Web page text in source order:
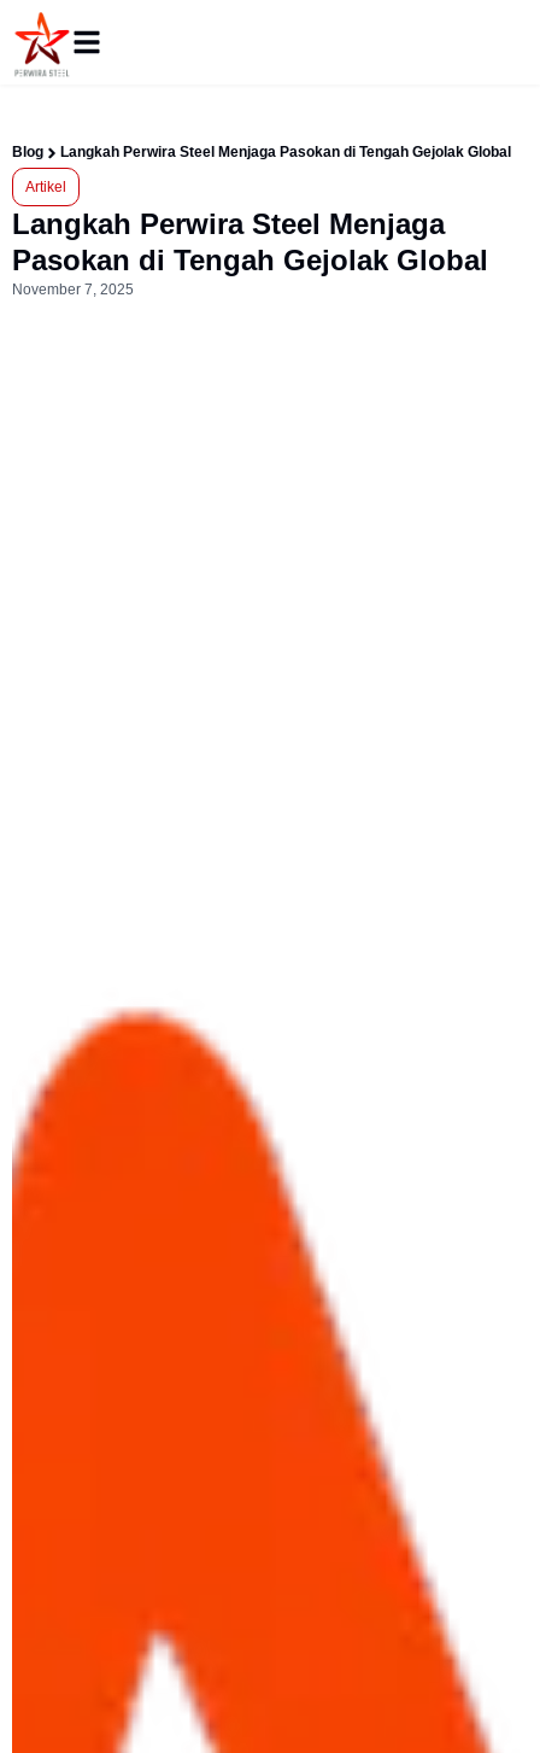
Blog Langkah Perwira Steel Menjaga Pasokan di Tengah Gejolak Global
Artikel
Langkah Perwira Steel Menjaga
Pasokan di Tengah Gejolak Global
November 7, 2025